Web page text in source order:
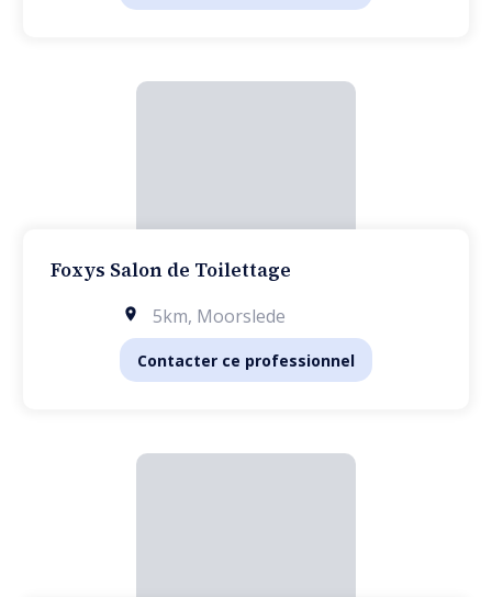
Foxys Salon de Toilettage
5km, Moorslede
Contacter ce professionnel